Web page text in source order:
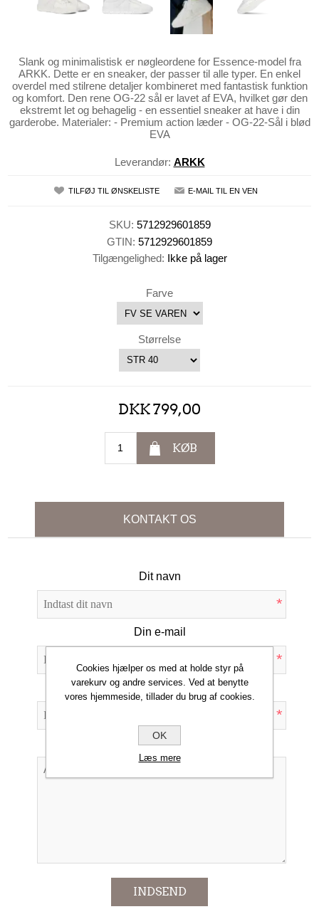
Slank og minimalistisk er nøgleordene for Essence-model fra
ARKK. Dette er en sneaker, der passer til alle typer. En enkel
overdel med stilrene detaljer kombineret med fantastisk funktion
og komfort. Den rene OG-22 sål er lavet af EVA, hvilket gør den
ekstremt let og behagelig - en essentiel sneaker at have i din
garderobe. Materialer: - Premium action læder - OG-22-Sål i blød
EVA
Leverandør: ARKK
TILFØJ TIL ØNSKELISTE E-MAIL TIL EN VEN
SKU: 5712929601859
GTIN: 5712929601859
Tilgængelighed: Ikke på lager
Farve
Størrelse
DKK 799,00
KØB
KONTAKT OS
Dit navn
*
Din e-mail
*
Emne:
*
Forespørgsel
INDSEND
Cookies hjælper os med at holde styr på
varekurv og andre services. Ved at benytte
vores hjemmeside, tillader du brug af cookies.
OK
Læs mere